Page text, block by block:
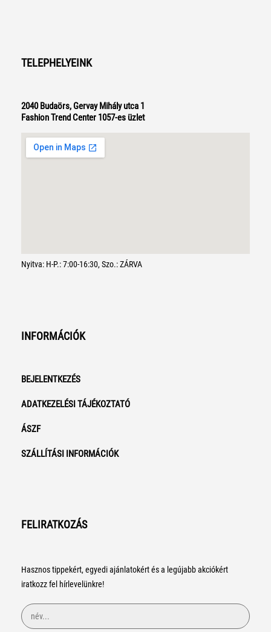
TELEPHELYEINK
2040 Budaörs, Gervay Mihály utca 1
Fashion Trend Center 1057-es üzlet
Nyitva: H-P.: 7:00-16:30, Szo.: ZÁRVA
INFORMÁCIÓK
BEJELENTKEZÉS
ADATKEZELÉSI TÁJÉKOZTATÓ
ÁSZF
SZÁLLÍTÁSI INFORMÁCIÓK
FELIRATKOZÁS
Hasznos tippekért, egyedi ajánlatokért és a legújabb akciókért
iratkozz fel hírlevelünkre!